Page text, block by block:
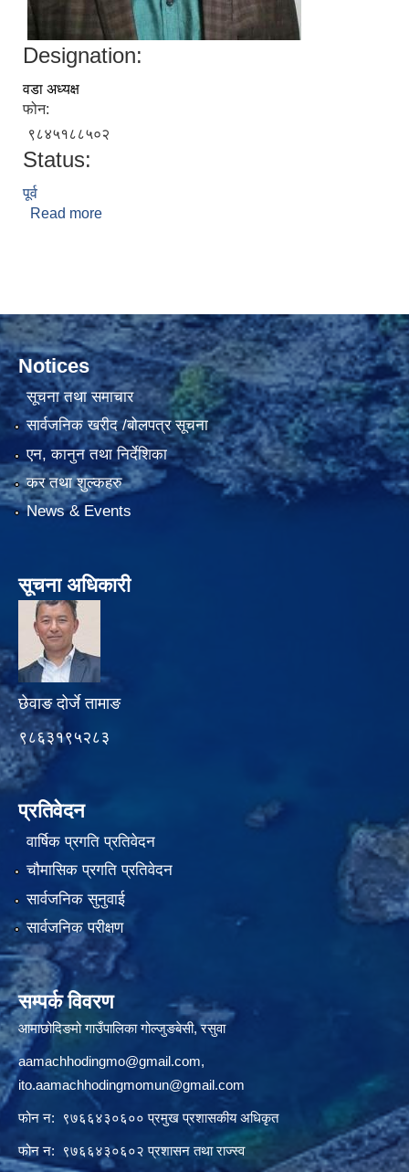
Designation:
वडा अध्यक्ष
फोन:
९८४५१८८५०२
Status:
पूर्व
Read more
Notices
सूचना तथा समाचार
सार्वजनिक खरीद /बोलपत्र सूचना
एन, कानुन तथा निर्देशिका
कर तथा शुल्कहरु
News & Events
सूचना अधिकारी
छेवाङ दोर्जे तामाङ
९८६३१९५२८३
प्रतिवेदन
वार्षिक प्रगति प्रतिवेदन
चौमासिक प्रगति प्रतिवेदन
सार्वजनिक सुनुवाई
सार्वजनिक परीक्षण
सम्पर्क विवरण
आमाछोदिङमो गाउँपालिका गोल्जुङबेसी, रसुवा
aamachhodingmo@gmail.com,
ito.aamachhodingmomun@gmail.com
फोन न: ९७६६४३०६०० प्रमुख प्रशासकीय अधिकृत
फोन न: ९७६६४३०६०२ प्रशासन तथा राज्स्व